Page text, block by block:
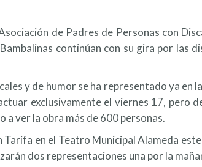
de Padres de Personas con
continúan con su gira por las
y de humor se ha representado ya en
exclusivamente el viernes 17, pero
a ver la obra más de 600 personas.
en el Teatro Municipal Alameda
dos representaciones una por la